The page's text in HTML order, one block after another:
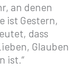
an denen
ist Gestern,
dass
Glauben
ist.“